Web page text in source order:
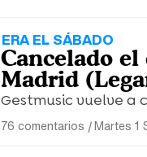
ERA EL SÁBADO
Cancelado
Madrid
Gestmusic vuelve a
76 comentarios |Martes 1